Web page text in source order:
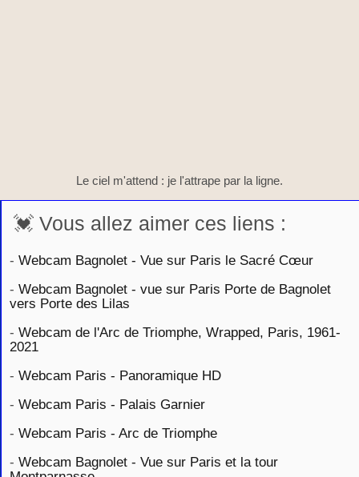
Le ciel m'attend : je l'attrape par la ligne.
💓 Vous allez aimer ces liens :
- Webcam Bagnolet - Vue sur Paris le Sacré Cœur
- Webcam Bagnolet - vue sur Paris Porte de Bagnolet
vers Porte des Lilas
- Webcam de l'Arc de Triomphe, Wrapped, Paris, 1961-
2021
- Webcam Paris - Panoramique HD
- Webcam Paris - Palais Garnier
- Webcam Paris - Arc de Triomphe
- Webcam Bagnolet - Vue sur Paris et la tour